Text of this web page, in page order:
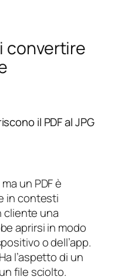
convertire
il PDF al JPG
un PDF è
in contesti
cliente una
aprirsi in modo
o dell’app.
l’aspetto di un
file sciolto.